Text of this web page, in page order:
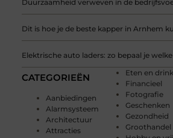
Duurzaamheid verweven in de
Dit is hoe je de beste kapper in Arnhem
Elektrische auto laders: zo bepaal je
CATEGORIEËN
Aanbiedingen
Alarmsysteem
Architectuur
Attracties
Eten en
Financieel
Fotografie
Geschenken
Gezondheid
Groothandel